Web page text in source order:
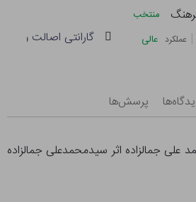
منتخب
| عملکرد عالی گارانتی اصالت و
پرسش‌ها
علی جمالزاده اثر سیدمحمدعلی جمالزاده